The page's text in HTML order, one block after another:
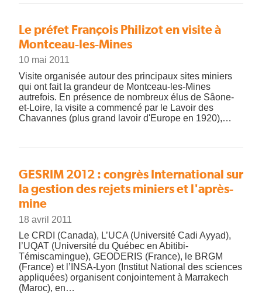
Le préfet François Philizot en visite à
Montceau-les-Mines
10 mai 2011
Visite organisée autour des principaux sites miniers
qui ont fait la grandeur de Montceau-les-Mines
autrefois. En présence de nombreux élus de Sâone-
et-Loire, la visite a commencé par le Lavoir des
Chavannes (plus grand lavoir d'Europe en 1920),…
GESRIM 2012 : congrès International sur
la gestion des rejets miniers et l'après-
mine
18 avril 2011
Le CRDI (Canada), L’UCA (Université Cadi Ayyad),
l’UQAT (Université du Québec en Abitibi-
Témiscamingue), GEODERIS (France), le BRGM
(France) et l’INSA-Lyon (Institut National des sciences
appliquées) organisent conjointement à Marrakech
(Maroc), en…